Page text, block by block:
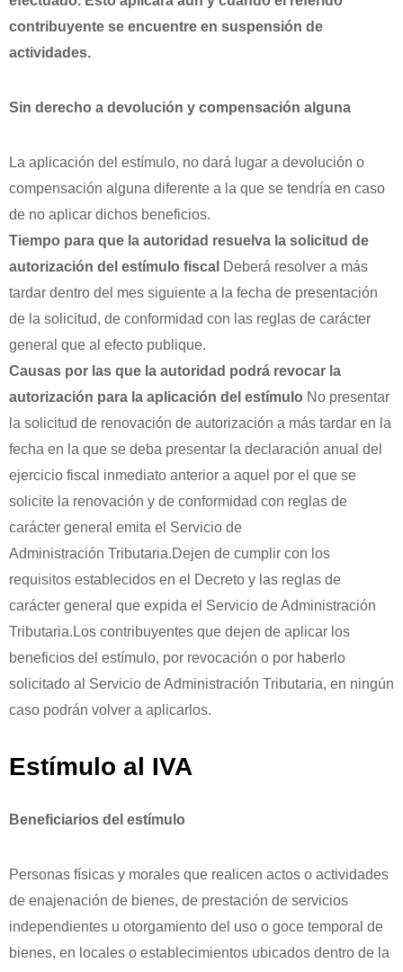
contribuyente se encuentre en suspensión de
actividades.
Sin derecho a devolución y compensación alguna
La aplicación del estímulo, no dará lugar a devolución o
compensación alguna diferente a la que se tendría en caso
de no aplicar dichos beneficios.
Tiempo para que la autoridad resuelva la solicitud de
autorización del estímulo fiscal Deberá resolver a más
tardar dentro del mes siguiente a la fecha de presentación
de la solicitud, de conformidad con las reglas de carácter
general que al efecto publique.
Causas por las que la autoridad podrá revocar la
autorización para la aplicación del estímulo No presentar
la solicitud de renovación de autorización a más tardar en la
fecha en la que se deba presentar la declaración anual del
ejercicio fiscal inmediato anterior a aquel por el que se
solicite la renovación y de conformidad con reglas de
carácter general emita el Servicio de
Administración Tributaria.Dejen de cumplir con los
requisitos establecidos en el Decreto y las reglas de
carácter general que expida el Servicio de Administración
Tributaria.Los contribuyentes que dejen de aplicar los
beneficios del estímulo, por revocación o por haberlo
solicitado al Servicio de Administración Tributaria, en ningún
caso podrán volver a aplicarlos.
Estímulo al IVA
Beneficiarios del estímulo
Personas físicas y morales que realicen actos o actividades
de enajenación de bienes, de prestación de servicios
independientes u otorgamiento del uso o goce temporal de
bienes, en locales o establecimientos ubicados dentro de la